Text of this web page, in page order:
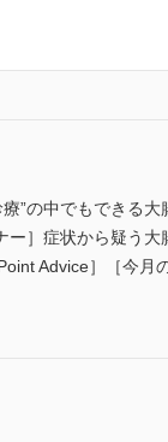
”の中でもできる
］症状から疑う
Advice］［今月